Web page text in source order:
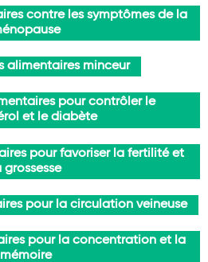
contre les symptômes de la
alimentaires minceur
pour contrôler le
et le diabète
pour favoriser la fertilité et
grossesse
pour la circulation veineuse
pour la concentration et la
mémoire